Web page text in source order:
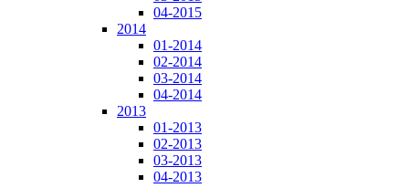
04-2015
2014
01-2014
02-2014
03-2014
04-2014
2013
01-2013
02-2013
03-2013
04-2013